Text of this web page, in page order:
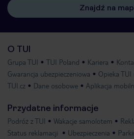
Znajdź na
O TUI
Grupa TUI TUI Poland Kariera
Gwarancja ubezpieczeniowa
Opieka
TUI.cz
Dane osobowe Aplikacja
Przydatne informacje
Podróż z TUI Wakacje samolotem
Status reklamacji
Ubezpieczenia